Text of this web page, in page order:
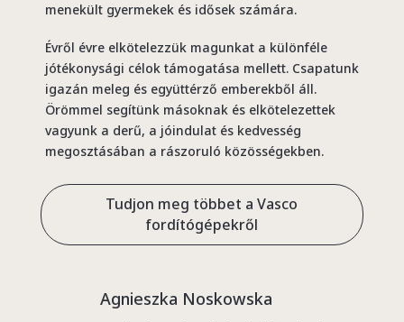
menekült gyermekek és idősek számára.
Évről évre elkötelezzük magunkat a különféle
jótékonysági célok támogatása mellett. Csapatunk
igazán meleg és együttérző emberekből áll.
Örömmel segítünk másoknak és elkötelezettek
vagyunk a derű, a jóindulat és kedvesség
megosztásában a rászoruló közösségekben.
Tudjon meg többet a Vasco
fordítógépekről
Agnieszka Noskowska